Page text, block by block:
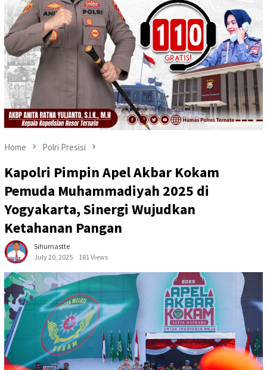
Home Polri Presisi
Kapolri Pimpin Apel Akbar Kokam
Pemuda Muhammadiyah 2025 di
Yogyakarta, Sinergi Wujudkan
Ketahanan Pangan
Sihumastte
July 20, 2025
181 Views